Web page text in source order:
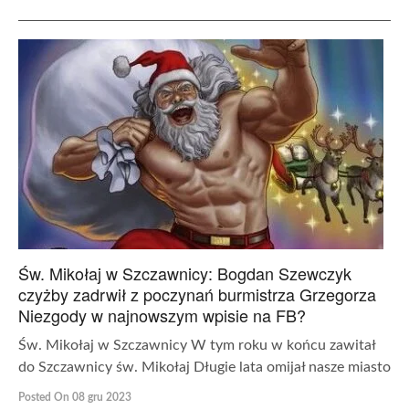
Św. Mikołaj w Szczawnicy: Bogdan Szewczyk
czyżby zadrwił z poczynań burmistrza Grzegorza
Niezgody w najnowszym wpisie na FB?
Św. Mikołaj w Szczawnicy W tym roku w końcu zawitał
do Szczawnicy św. Mikołaj Długie lata omijał nasze miasto
Posted On 08 gru 2023